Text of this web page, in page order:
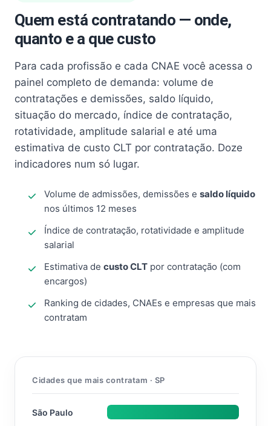
Quem está contratando — onde,
quanto e a que custo
Para cada profissão e cada CNAE você acessa o
painel completo de demanda: volume de
contratações e demissões, saldo líquido,
situação do mercado, índice de contratação,
rotatividade, amplitude salarial e até uma
estimativa de custo CLT por contratação. Doze
indicadores num só lugar.
Volume de admissões, demissões e saldo líquido
nos últimos 12 meses
Índice de contratação, rotatividade e amplitude
salarial
Estimativa de custo CLT por contratação (com
encargos)
Ranking de cidades, CNAEs e empresas que mais
contratam
Cidades que mais contratam · SP
São Paulo